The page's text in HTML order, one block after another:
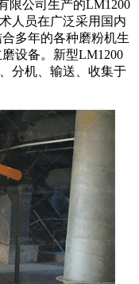
限公司生产的LM1200
人员在广泛采用国内
多年的各种磨粉机生
设备。新型LM1200
分机、输送、收集于